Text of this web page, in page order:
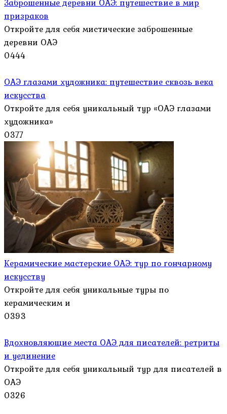
призраков
Откройте для себя мистические заброшенные
деревни ОАЭ
0444
ОАЭ глазами художника: путешествие сквозь века
искусства
Откройте для себя уникальный тур «ОАЭ глазами
художника»
0377
Керамические мастерские ОАЭ: тур по гончарному
искусству
Откройте для себя уникальные туры по
керамическим и
0393
Вдохновляющие места ОАЭ для писателей: ретриты
и уединение
Откройте для себя уникальный тур для писателей в
ОАЭ
0326